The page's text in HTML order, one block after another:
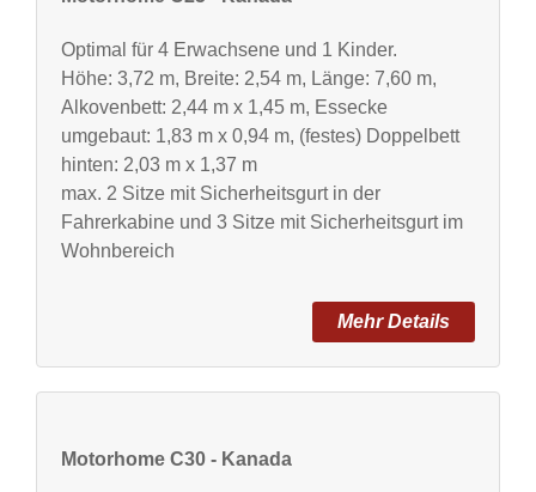
Optimal für 4 Erwachsene und 1 Kinder.
Höhe: 3,72 m, Breite: 2,54 m, Länge: 7,60 m,
Alkovenbett: 2,44 m x 1,45 m, Essecke
umgebaut: 1,83 m x 0,94 m, (festes) Doppelbett
hinten: 2,03 m x 1,37 m
max. 2 Sitze mit Sicherheitsgurt in der
Fahrerkabine und 3 Sitze mit Sicherheitsgurt im
Wohnbereich
Motorhome C30 - Kanada